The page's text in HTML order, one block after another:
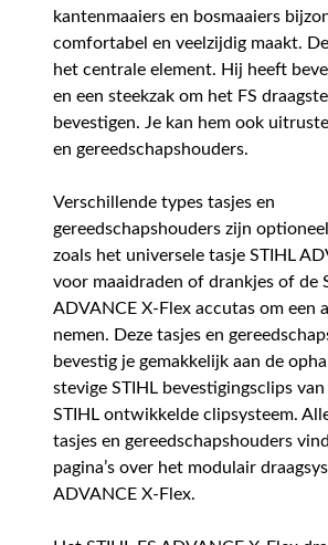
kantenmaaiers en bosmaaiers
comfortabel en veelzijdig maakt.
het centrale element. Hij heeft
en een steekzak om het FS
bevestigen. Je kan hem ook
en gereedschapshouders.
Verschillende types tasjes en
gereedschapshouders zijn
zoals het universele tasje STIHL
voor maaidraden of drankjes of de
ADVANCE X-Flex accutas om een
nemen. Deze tasjes en
bevestig je gemakkelijk aan de
stevige STIHL bevestigingsclips
STIHL ontwikkelde clipsysteem.
tasjes en gereedschapshouders
pagina’s over het modulair
ADVANCE X-Flex.